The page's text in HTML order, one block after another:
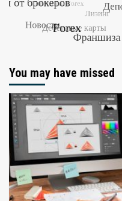
You may have missed